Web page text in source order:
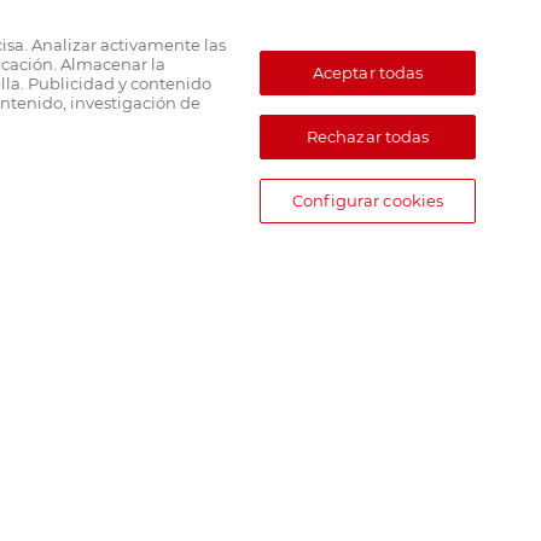
Analizar activamente las
Almacenar la
Publicidad y contenido
investigación de
Aceptar todas
Rechazar todas
Configurar cookies